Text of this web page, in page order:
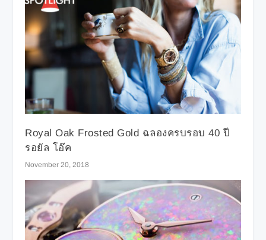
Royal Oak Frosted Gold ฉลองครบรอบ 40 ปี
รอยัล โอ๊ค
November 20, 2018